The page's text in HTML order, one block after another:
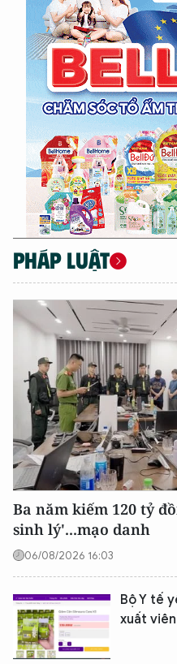
PHÁP LUẬT
Ba năm kiếm 120 tỷ
sinh lý'...mạo danh
06/08/2026 16:03
Bộ Y tế
xuất